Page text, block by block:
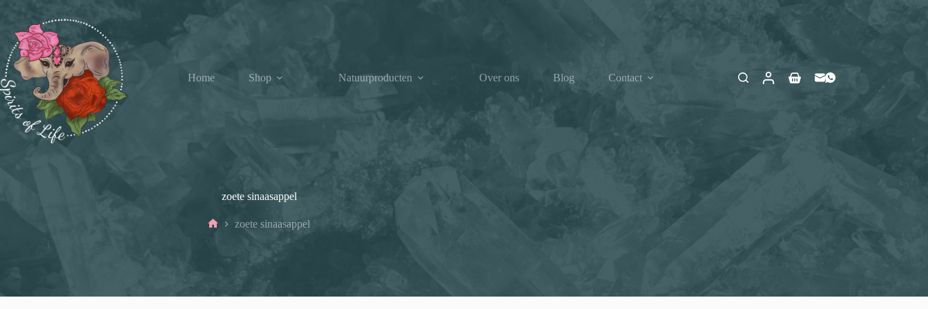
inhoud
Home Shop Natuurproducten Over ons Blog Contact Winkelwagen
zoete sinaasappel
zoete sinaasappel